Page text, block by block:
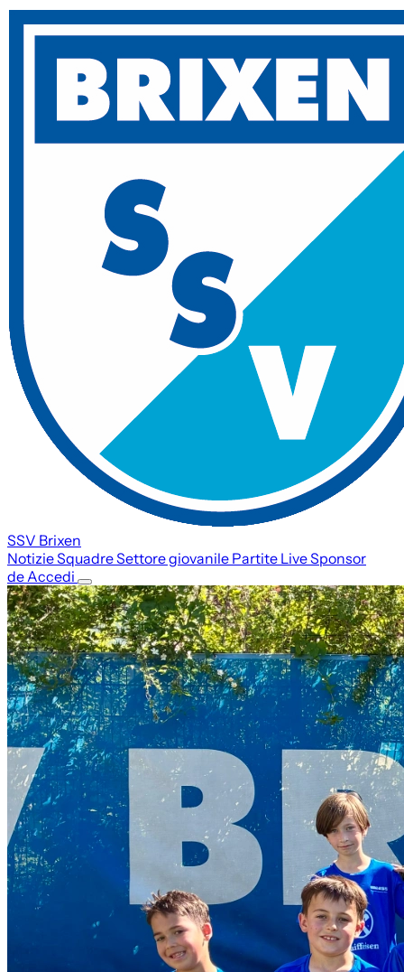
SSV Brixen
NotizieSquadreSettore giovanile Partite LiveSponsor
deAccedi